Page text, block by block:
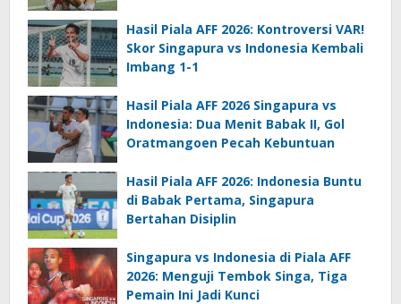
Hasil Piala AFF 2026: Kontroversi VAR!
Skor Singapura vs Indonesia Kembali
Imbang 1-1
Hasil Piala AFF 2026 Singapura vs
Indonesia: Dua Menit Babak II, Gol
Oratmangoen Pecah Kebuntuan
Hasil Piala AFF 2026: Indonesia Buntu
di Babak Pertama, Singapura
Bertahan Disiplin
Singapura vs Indonesia di Piala AFF
2026: Menguji Tembok Singa, Tiga
Pemain Ini Jadi Kunci